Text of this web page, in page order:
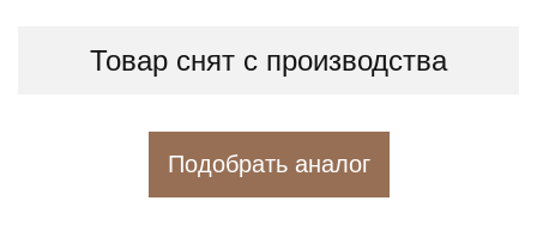
Товар снят с производства
Подобрать аналог